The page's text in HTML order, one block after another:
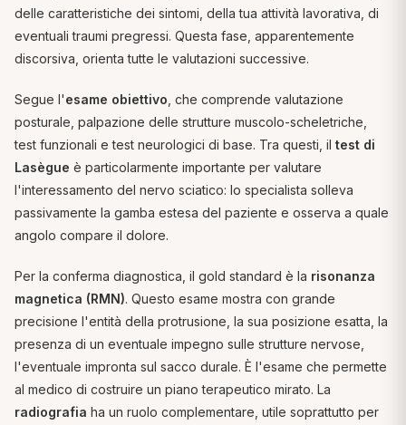
delle caratteristiche dei sintomi, della tua attività lavorativa, di
eventuali traumi pregressi. Questa fase, apparentemente
discorsiva, orienta tutte le valutazioni successive.
Segue l'esame obiettivo , che comprende valutazione
posturale, palpazione delle strutture muscolo-scheletriche,
test funzionali e test neurologici di base. Tra questi, il test di
Lasègue è particolarmente importante per valutare
l'interessamento del nervo sciatico: lo specialista solleva
passivamente la gamba estesa del paziente e osserva a quale
angolo compare il dolore.
Per la conferma diagnostica, il gold standard è la risonanza
magnetica (RMN). Questo esame mostra con grande
precisione l'entità della protrusione, la sua posizione esatta, la
presenza di un eventuale impegno sulle strutture nervose,
l'eventuale impronta sul sacco durale. È l'esame che permette
al medico di costruire un piano terapeutico mirato. La
radiografia ha un ruolo complementare, utile soprattutto per